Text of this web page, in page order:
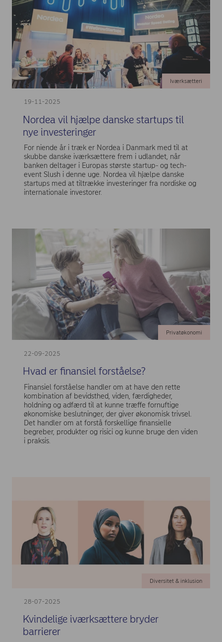
19-11-2025
Iværksætteri
Nordea vil hjælpe danske startups til
nye investeringer
For niende år i træk er Nordea i Danmark med til at
skubbe danske iværksættere frem i udlandet, når
banken deltager i Europas største startup- og tech-
event Slush i denne uge. Nordea vil hjælpe danske
startups med at tiltrække investeringer fra nordiske og
internationale investorer.
22-09-2025
Privatøkonomi
Hvad er finansiel forståelse?
Finansiel forståelse handler om at have den rette
kombination af bevidsthed, viden, færdigheder,
holdning og adfærd til at kunne træffe fornuftige
økonomiske beslutninger, der giver økonomisk trivsel.
Det handler om at forstå forskellige finansielle
begreber, produkter og risici og kunne bruge den viden
i praksis.
28-07-2025
Diversitet & inklusion
Kvindelige iværksættere bryder
barrierer